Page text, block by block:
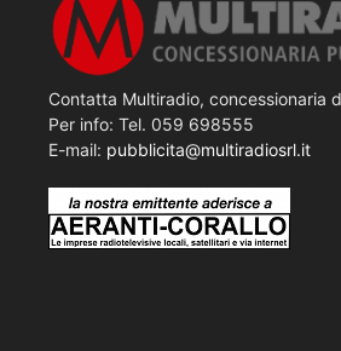
Contatta Multiradio, concessionaria
Per info: Tel. 059 698555
E-mail: pubblicita@multiradiosrl.it